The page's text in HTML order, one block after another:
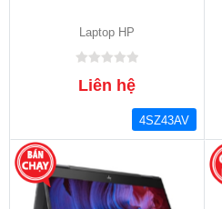
Laptop HP
Liên hệ
4SZ43AV